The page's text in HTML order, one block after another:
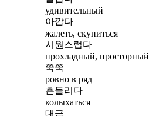
удивительный
아깝다
жалеть, скупиться
시원스럽다
прохладный, просторный
쭉쭉
ровно в ряд
흔들리다
колыхаться
대금